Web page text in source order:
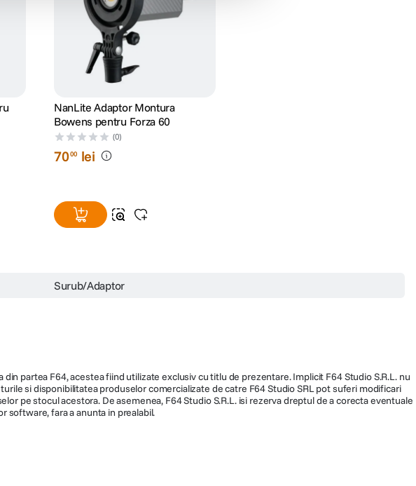
NanLite Adaptor Montura
Bowens pentru Forza 60
(0)
7000 lei
Surub/Adaptor
partea F64, acestea fiind utilizate exclusiv cu titlu de prezentare. Implicit F64 Studio S.R.L. nu
si disponibilitatea produselor comercializate de catre F64 Studio SRL pot suferi modificari
pe stocul acestora. De asemenea, F64 Studio S.R.L. isi rezerva dreptul de a corecta eventuale
software, fara a anunta in prealabil.